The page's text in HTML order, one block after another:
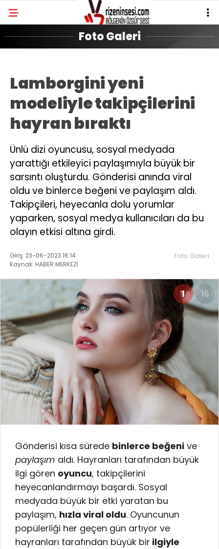
Foto Galeri
Lamborgini yeni
modeliyle takipçilerini
hayran bıraktı
Ünlü dizi oyuncusu, sosyal medyada
yarattığı etkileyici paylaşımıyla büyük bir
sarsıntı oluşturdu. Gönderisi anında viral
oldu ve binlerce beğeni ve paylaşım aldı.
Takipçileri, heyecanla dolu yorumlar
yaparken, sosyal medya kullanıcıları da bu
olayın etkisi altına girdi.
Giriş: 23-06-2023 16:14
Kaynak: HABER MERKEZİ
Foto Galeri
1 16
Gönderisi kısa sürede binlerce beğeni ve
paylaşım aldı. Hayranları tarafından büyük
ilgi gören oyuncu, takipçilerini
heyecanlandırmayı başardı. Sosyal
medyada büyük bir etki yaratan bu
paylaşım, hızla viral oldu. Oyuncunun
popülerliği her geçen gün artıyor ve
hayranları tarafından büyük bir ilgiyle